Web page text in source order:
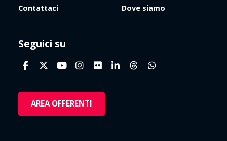
Contattaci Dove siamo
Seguici su
AREA OFFERENTI